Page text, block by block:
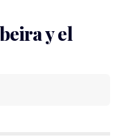
y el